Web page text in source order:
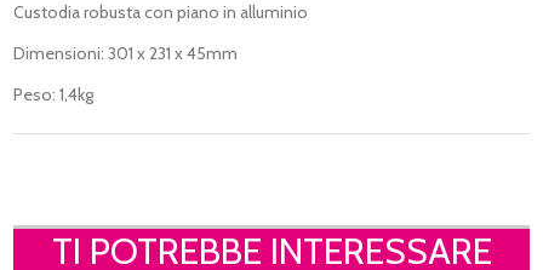
Custodia robusta con piano in alluminio
Dimensioni: 301 x 231 x 45mm
Peso: 1,4kg
TI POTREBBE INTERESSARE